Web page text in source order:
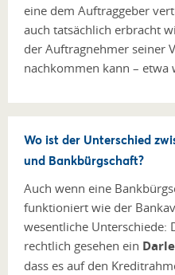
eine dem Auftraggeber
auch tatsächlich erbracht
der Auftragnehmer seiner
nachkommen kann – etwa
Wo ist der Unterschied
und Bankbürgschaft?
Auch wenn eine
funktioniert wie der
wesentliche Unterschiede:
rechtlich gesehen ein
dass es auf den